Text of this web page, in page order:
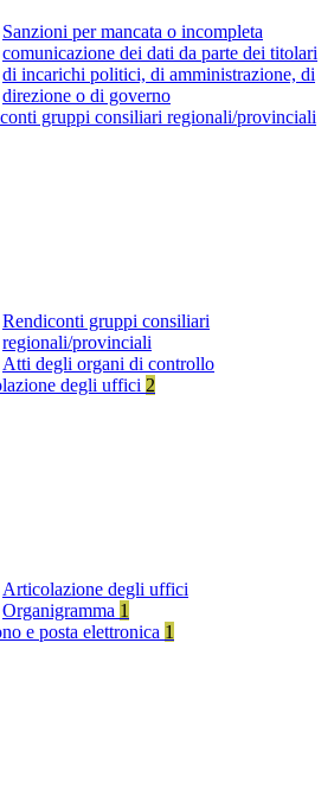
Sanzioni per mancata o incompleta
comunicazione dei dati da parte dei titolari
di incarichi politici, di amministrazione, di
direzione o di governo
gruppi consiliari regionali/provinciali
Rendiconti gruppi consiliari
regionali/provinciali
Atti degli organi di controllo
degli uffici 2
Articolazione degli uffici
Organigramma 1
e posta elettronica 1